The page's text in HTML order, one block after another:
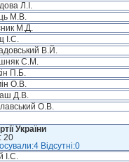
Л.І.
М.В.
М.Д.
І.С.
В.Й.
С.М.
П.Б.
О.В.
Д.В.
О.В.
України
20
Відсутні:0
І.С.